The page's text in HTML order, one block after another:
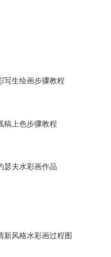
写生绘画步骤教程
稿上色步骤教程
瑟夫水彩画作品
新风格水彩画过程图